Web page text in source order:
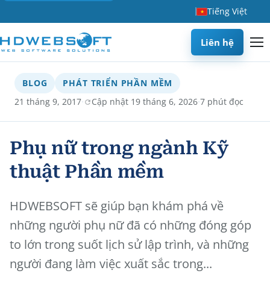
Tiếng Việt
Liên hệ
BLOG
PHÁT TRIỂN PHẦN MỀM
21 tháng 9, 2017· Cập nhật 19 tháng 6, 2026·7 phút đọc
Phụ nữ trong ngành Kỹ
thuật Phần mềm
HDWEBSOFT sẽ giúp bạn khám phá về
những người phụ nữ đã có những đóng góp
to lớn trong suốt lịch sử lập trình, và những
người đang làm việc xuất sắc trong...